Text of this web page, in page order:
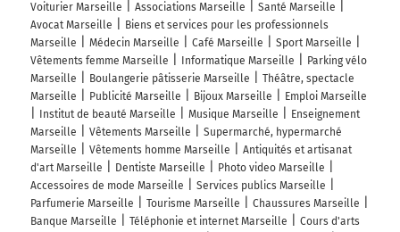
Voiturier Marseille
Associations Marseille
Santé Marseille
Avocat Marseille
Biens et services pour les professionnels
Marseille
Médecin Marseille Café Marseille
Sport Marseille
Vêtements femme Marseille
Informatique Marseille
Parking vélo
Marseille
Boulangerie pâtisserie Marseille
Théâtre, spectacle
Marseille
Publicité Marseille Bijoux Marseille
Emploi Marseille
Institut de beauté Marseille
Musique Marseille
Enseignement
Marseille
Vêtements Marseille
Supermarché, hypermarché
Marseille
Vêtements homme Marseille
Antiquités et artisanat
d'art Marseille
Dentiste Marseille
Photo video Marseille
Accessoires de mode Marseille
Services publics Marseille
Parfumerie Marseille
Tourisme Marseille
Chaussures Marseille
Banque Marseille
Téléphonie et internet Marseille
Cours d'arts